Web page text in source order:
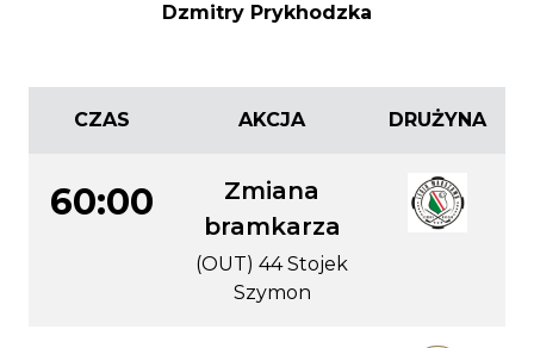
Dzmitry Prykhodzka
CZAS AKCJA DRUŻYNA
60:00
Zmiana
bramkarza
(OUT) 44 Stojek
Szymon